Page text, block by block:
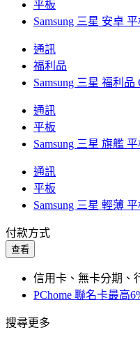
平板
Samsung 三星 安卓 平
通訊
福利品
Samsung 三星 福利品
通訊
平板
Samsung 三星 旗艦 平
通訊
平板
Samsung 三星 輕薄 平
付款方式
查看
信用卡、無卡分期、
PChome 聯名卡最高
搜尋更多